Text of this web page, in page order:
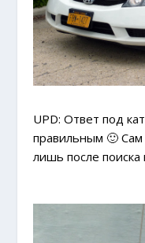
UPD: Ответ под
правильным 🙂 Сам
лишь после поиска